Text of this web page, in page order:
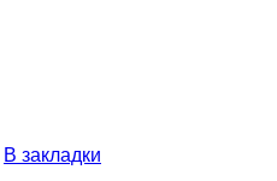
В закладки